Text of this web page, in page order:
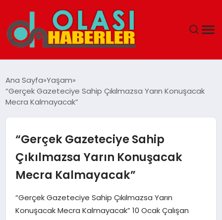
SPOR
TEKNOLOJI
YAŞAM
Ana Sayfa Yaşam
“Gerçek Gazeteciye Sahip Çıkılmazsa Yarın Konuşacak
Mecra Kalmayacak”
“Gerçek Gazeteciye Sahip
Çıkılmazsa Yarın Konuşacak
Mecra Kalmayacak”
“Gerçek Gazeteciye Sahip Çıkılmazsa Yarın
Konuşacak Mecra Kalmayacak” 10 Ocak Çalışan